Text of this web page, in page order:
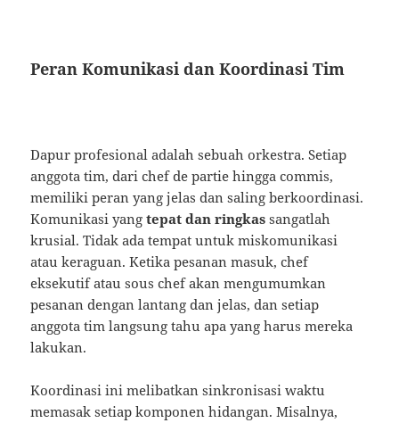
Peran Komunikasi dan Koordinasi Tim
Dapur profesional adalah sebuah orkestra. Setiap
anggota tim, dari chef de partie hingga commis,
memiliki peran yang jelas dan saling berkoordinasi.
Komunikasi yangtepat dan ringkas sangatlah
krusial. Tidak ada tempat untuk miskomunikasi
atau keraguan. Ketika pesanan masuk, chef
eksekutif atau sous chef akan mengumumkan
pesanan dengan lantang dan jelas, dan setiap
anggota tim langsung tahu apa yang harus mereka
lakukan.
Koordinasi ini melibatkan sinkronisasi waktu
memasak setiap komponen hidangan. Misalnya,